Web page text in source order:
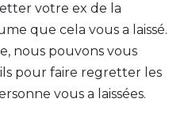
votre ex de la
que cela vous a laissé.
nous pouvons vous
pour faire regretter les
vous a laissées.